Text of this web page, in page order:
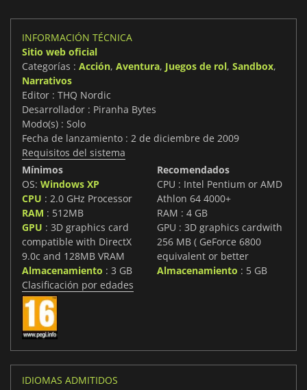
INFORMACIÓN TÉCNICA
Sitio web oficial
Categorías : Acción, Aventura, Juegos de rol, Sandbox,
Narrativos
Editor : THQ Nordic
Desarrollador : Piranha Bytes
Modo(s) : Solo
Fecha de lanzamiento : 2 de diciembre de 2009
Requisitos del sistema
Mínimos
OS: Windows XP
CPU : 2.0 GHz Processor
RAM : 512MB
GPU : 3D graphics card
compatible with DirectX
9.0c and 128MB VRAM
Almacenamiento : 3 GB
Recomendados
CPU : Intel Pentium or AMD
Athlon 64 4000+
RAM : 4 GB
GPU : 3D graphics cardwith
256 MB ( GeForce 6800
equivalent or better
Almacenamiento : 5 GB
Clasificación por edades
IDIOMAS ADMITIDOS